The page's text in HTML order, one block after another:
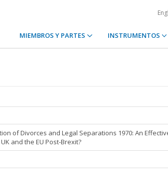
MIEMBROS Y PARTES INSTRUMENTOS
of Divorces and Legal Separations 1970: An
and the EU Post-Brexit?